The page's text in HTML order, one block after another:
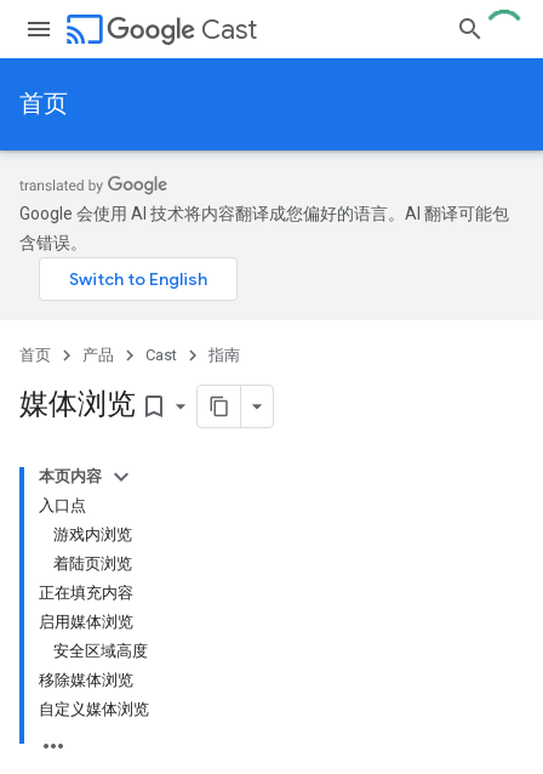
cast Cast
首页
Google 会使用 AI 技术将内容翻译成您偏好的语言。AI 翻译可能包
含错误。
首页 产品 Cast 指南
媒体浏览 bookmark_border
本页内容
入口点
游戏内浏览
着陆页浏览
正在填充内容
启用媒体浏览
安全区域高度
移除媒体浏览
自定义媒体浏览